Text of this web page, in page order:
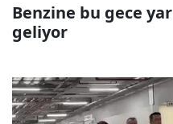
Benzine bu gece
geliyor